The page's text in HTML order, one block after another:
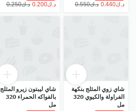
⁦د.ك0.200⁩
⁦د.ك0.250⁩
شاي زوي المثلج بنكهة
الفراولة والكيوي 320
مل
شاي ليبتون زيرو المثلج
بالفواكه الحمراء 320
مل